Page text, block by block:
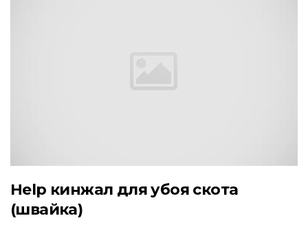
Help кинжал для убоя скота
(швайка)